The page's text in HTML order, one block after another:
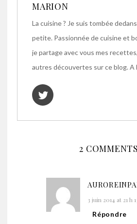
MARION
La cuisine ? Je suis tombée
petite. Passionnée de cuisine et
je partage avec vous mes
autres découvertes sur ce blog.
2 COMMENTS
3 juin 2014 at 21 h
Répondre